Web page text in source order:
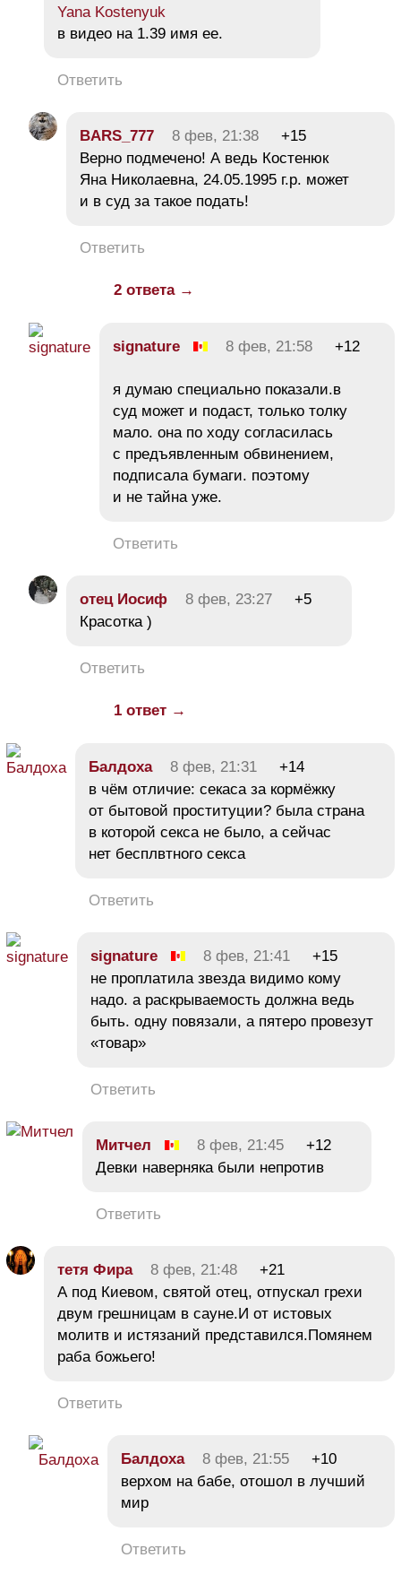
Yana Kostenyuk
в видео на 1.39 имя ее.
Ответить
BARS_777 8 фев, 21:38
+15
Верно подмечено! А ведь Костенюк
Яна Николаевна, 24.05.1995 г.р. может
и в суд за такое подать!
Ответить
2 ответа →
signature 8 фев, 21:58 +12
я думаю специально показали.в
суд может и подаст, только толку
мало. она по ходу согласилась
с предъявленным обвинением,
подписала бумаги. поэтому
и не тайна уже.
Ответить
отец Иосиф 8 фев, 23:27
+5
Красотка )
Ответить
1 ответ →
Балдоха 8 фев, 21:31
+14
в чём отличие: секаса за кормёжку
от бытовой проституции? была страна
в которой секса не было, а сейчас
нет бесплвтного секса
Ответить
signature 8 фев, 21:41
+15
не проплатила звезда видимо кому
надо. а раскрываемость должна ведь
быть. одну повязали, а пятеро провезут
«товар»
Ответить
Митчел 8 фев, 21:45
+12
Девки наверняка были непротив
Ответить
тетя Фира 8 фев, 21:48
+21
А под Киевом, святой отец, отпускал грехи
двум грешницам в сауне.И от истовых
молитв и истязаний представился.Помянем
раба божьего!
Ответить
Балдоха 8 фев, 21:55
+10
верхом на бабе, отошол в лучший
мир
Ответить